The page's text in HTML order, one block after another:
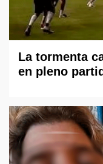
La tormenta
en pleno